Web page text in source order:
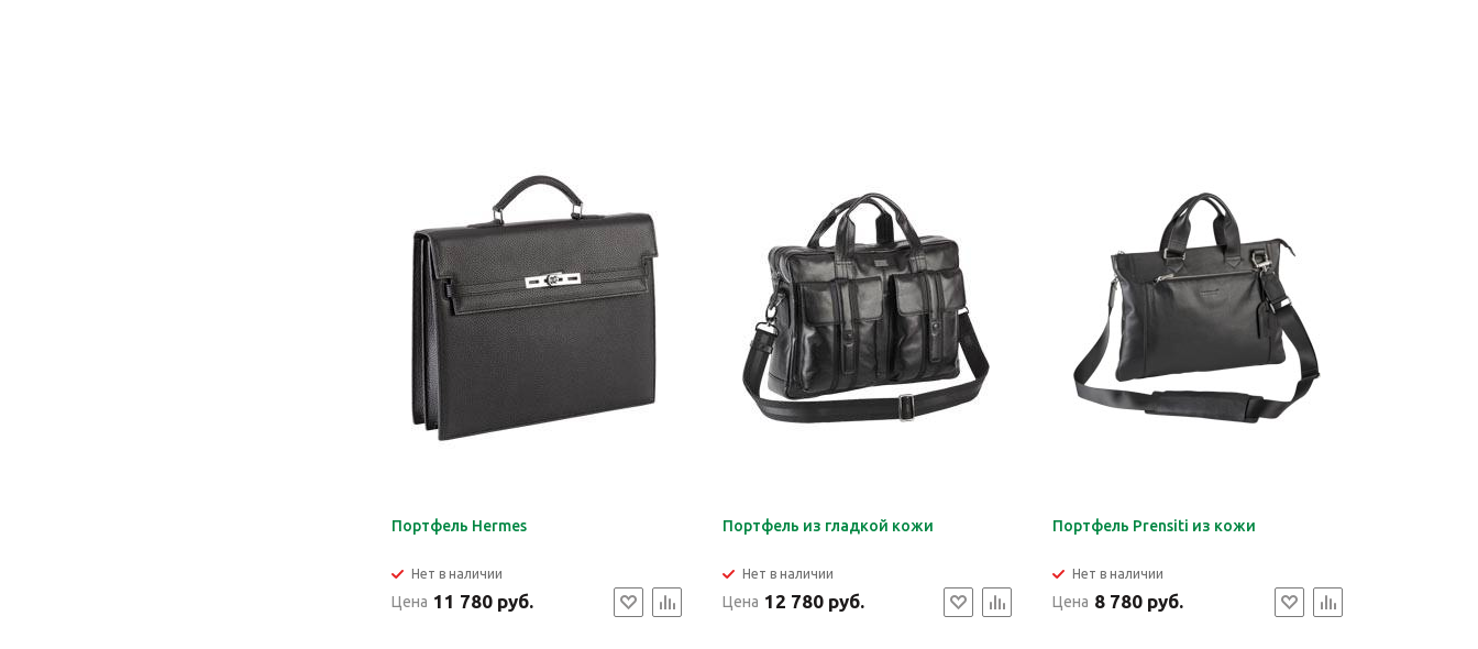
Портфель Hermes
Нет в наличии
Цена 11 780 руб.
Портфель из гладкой кожи
Нет в наличии
Цена 12 780 руб.
Портфель Prensiti из кожи
Нет в наличии
Цена 8 780 руб.